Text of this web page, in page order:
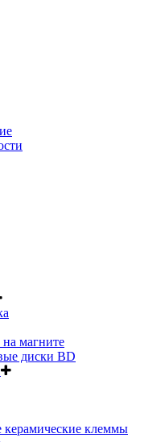
магните
диски BD
клеммы